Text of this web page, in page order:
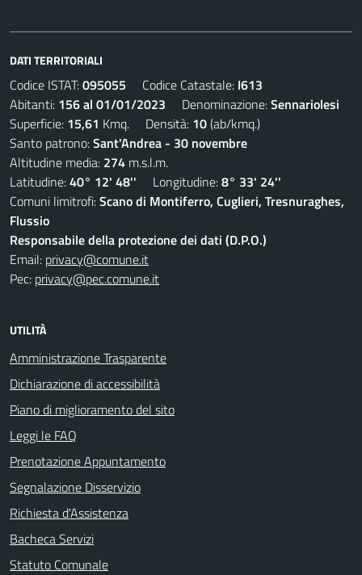
DATI TERRITORIALI
Codice ISTAT:095055 Codice Catastale: I613
Abitanti: 156 al 01/01/2023 Denominazione:Sennariolesi
Superficie: 15,61 Kmq. Densità: 10(ab/kmq.)
Santo patrono:Sant'Andrea - 30 novembre
Altitudine media: 274 m.s.l.m.
Latitudine:40° 12' 48'' Longitudine:8° 33' 24''
Comuni limitrofi:Scano di Montiferro, Cuglieri, Tresnuraghes,
Flussio
Responsabile della protezione dei dati (D.P.O.)
Email: privacy@comune.it
Pec: privacy@pec.comune.it
UTILITÀ
Amministrazione Trasparente
Dichiarazione di accessibilità
Piano di miglioramento del sito
Leggi le FAQ
Prenotazione Appuntamento
Segnalazione Disservizio
Richiesta d'Assistenza
Bacheca Servizi
Statuto Comunale